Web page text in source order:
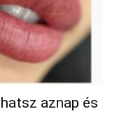
aznap és